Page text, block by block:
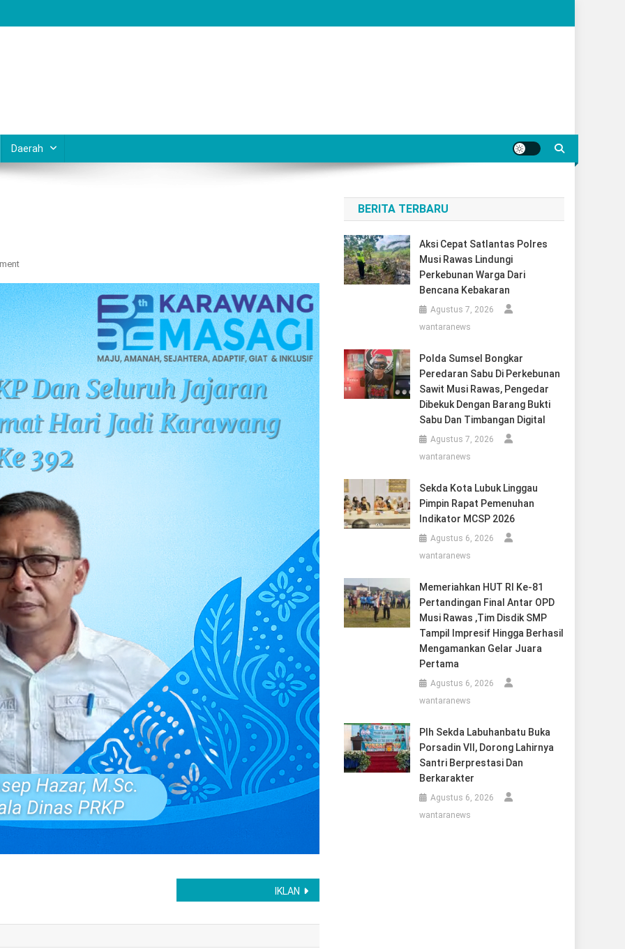
Daerah
On
IKLAN
BERITA TERBARU
Aksi Cepat Satlantas Polres
Musi Rawas Lindungi
Perkebunan Warga Dari
Bencana Kebakaran
Agustus 7, 2026
wantaranews
Polda Sumsel Bongkar
Peredaran Sabu Di Perkebunan
Sawit Musi Rawas, Pengedar
Dibekuk Dengan Barang Bukti
Sabu Dan Timbangan Digital
Agustus 7, 2026
wantaranews
Sekda Kota Lubuk Linggau
Pimpin Rapat Pemenuhan
Indikator MCSP 2026
Agustus 6, 2026
wantaranews
Memeriahkan HUT RI Ke-81
Pertandingan Final Antar OPD
Musi Rawas ,Tim Disdik SMP
Tampil Impresif Hingga Berhasil
Mengamankan Gelar Juara
Pertama
Agustus 6, 2026
wantaranews
Plh Sekda Labuhanbatu Buka
Porsadin VII, Dorong Lahirnya
Santri Berprestasi Dan
Berkarakter
Agustus 6, 2026
wantaranews